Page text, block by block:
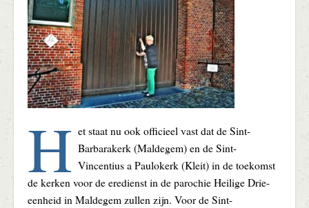
H et staat nu ook officieel vast dat de Sint-
Barbarakerk (Maldegem) en de Sint-
Vincentius a Paulokerk (Kleit) in de toekomst
de kerken voor de eredienst in de parochie Heilige Drie-
eenheid in Maldegem zullen zijn. Voor de Sint-